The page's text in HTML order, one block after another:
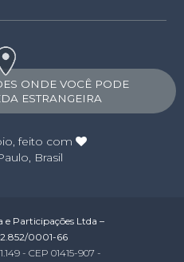
ONDE VOCÊ PODE
ESTRANGEIRA
, feito com
Brasil
Participações Ltda –
0001-66
- CEP 01415-907 -